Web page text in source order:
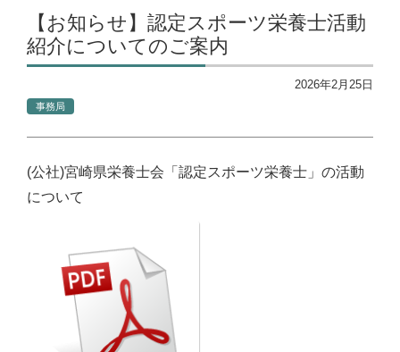
【お知らせ】認定スポーツ栄養士活動
紹介についてのご案内
2026年2月25日
事務局
(公社)宮崎県栄養士会「認定スポーツ栄養士」の活動
について